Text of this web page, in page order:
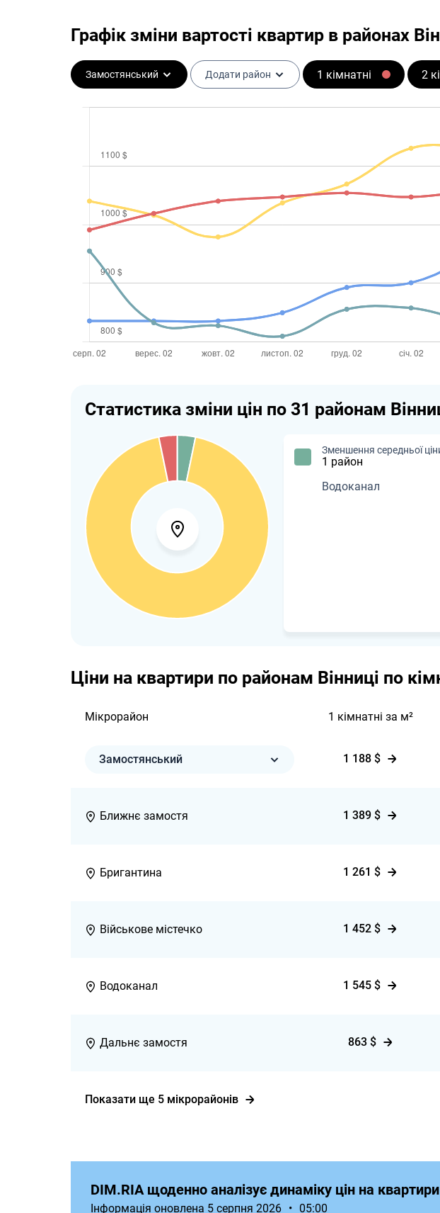
Графік зміни вартості квартир в районах
Замостянський Додати район 1 кімнатні 2
Статистика зміни цін по 31 районам
Зменшення середньої
1 район
Водоканал
Ціни на квартири по районам Вінниці по
Мікрорайон 1 кімнатні за м²
Замостянський 1 188 $
Ближнє замостя 1 389 $
Бригантина 1 261 $
Військове містечко 1 452 $
Водоканал 1 545 $
Дальнє замостя 863 $
Показати ще 5 мікрорайонів
DIM.RIA щоденно аналізує динаміку цін на квартири
Інформація оновлена 5 серпня 2026 • 05:00